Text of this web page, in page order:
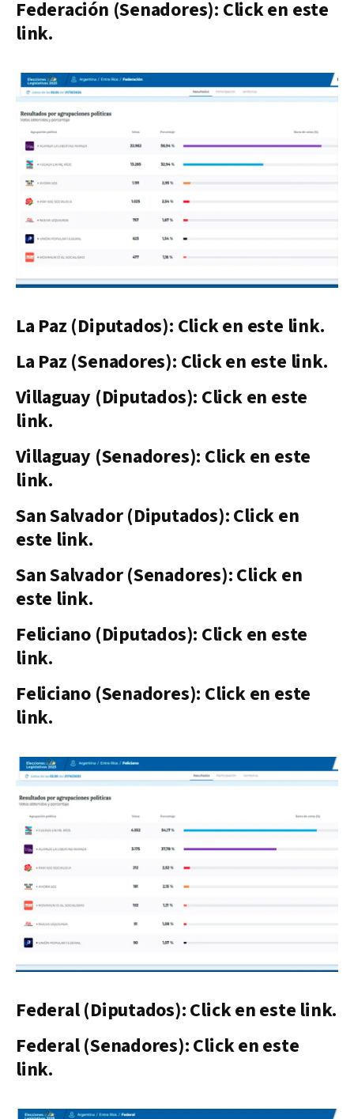
Federación (Senadores): Click en este
link.
La Paz (Diputados): Click en este link.
La Paz (Senadores): Click en este link.
Villaguay (Diputados): Click en este
link.
Villaguay (Senadores): Click en este
link.
San Salvador (Diputados): Click en
este link.
San Salvador (Senadores): Click en
este link.
Feliciano (Diputados): Click en este
link.
Feliciano (Senadores): Click en este
link.
Federal (Diputados): Click en este link.
Federal (Senadores): Click en este
link.